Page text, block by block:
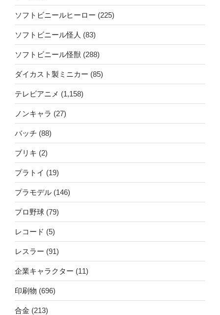
ソフトビニールヒーロー (225)
ソフトビニール怪人 (83)
ソフトビニール怪獣 (288)
ダイカスト製ミニカー (85)
テレビアニメ (1,158)
ノンキャラ (27)
バッチ (88)
ブリキ (2)
プラトイ (19)
プラモデル (146)
プロ野球 (79)
レコード (5)
レスラー (91)
企業キャラクター (11)
印刷物 (696)
合金 (213)